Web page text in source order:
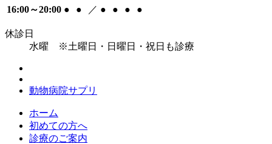
16:00～20:00 ● ● ／ ● ● ● ●
休診日
水曜
※土曜日・日曜日・祝日も診療
動物病院サプリ
ホーム
初めての方へ
診療のご案内